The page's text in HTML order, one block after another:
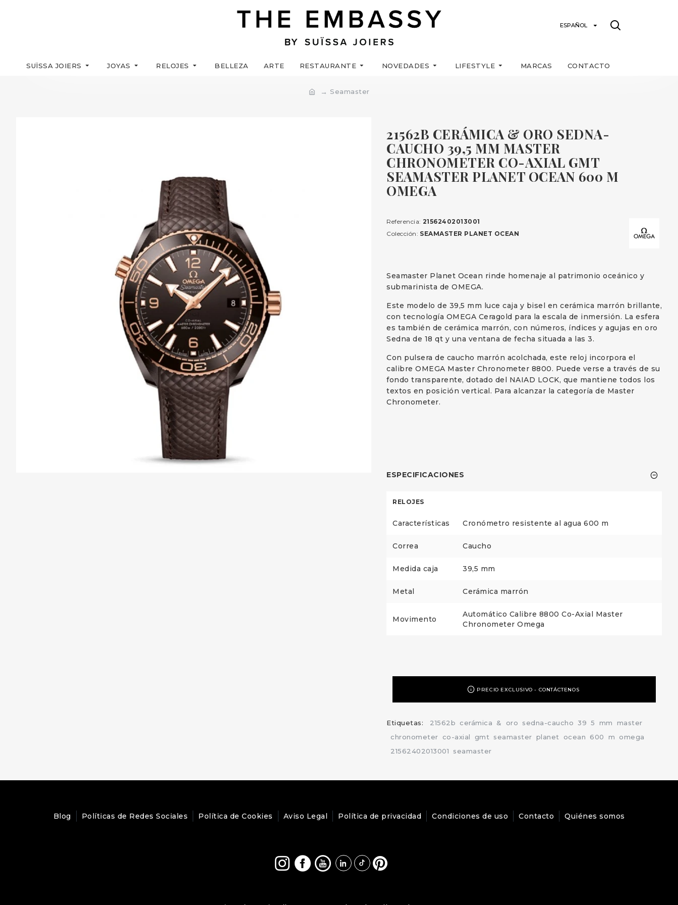
SUÏSSA JOIERS JOYAS RELOJES BELLEZA ARTE RESTAURANTE NOVEDADES LIFESTYLE MARCAS CONTACTO
ESPAÑOL
Seamaster
21562B CERÁMICA & ORO SEDNA-
CAUCHO 39,5 MM MASTER
CHRONOMETER CO-AXIAL GMT
SEAMASTER PLANET OCEAN 600 M
OMEGA
Seamaster Planet Ocean rinde homenaje al patrimonio oceánico y
submarinista de OMEGA.
Este modelo de 39,5 mm luce caja y bisel en cerámica marrón brillante,
con tecnología OMEGA Ceragold para la escala de inmersión. La esfera
es también de cerámica marrón, con números, índices y agujas en oro
Sedna de 18 qt y una ventana de fecha situada a las 3.
Con pulsera de caucho marrón acolchada, este reloj incorpora el
calibre OMEGA Master Chronometer 8800. Puede verse a través de su
fondo transparente, dotado del NAIAD LOCK, que mantiene todos los
textos en posición vertical. Para alcanzar la categoría de Master
Chronometer.
ESPECIFICACIONES
RELOJES
Características Cronómetro resistente al agua 600 m
Correa Caucho
Medida caja 39,5 mm
Metal Cerámica marrón
Movimento
Automático Calibre 8800 Co-Axial Master
Chronometer Omega
Referencia: 21562402013001
Colección: SEAMASTER PLANET OCEAN
PRECIO EXCLUSIVO - CONTÁCTENOS
Etiquetas: 21562b cerámica & oro sedna-caucho 39 5 mm
master
chronometer
co-axial gmt seamaster planet ocean 600 m
omega
21562402013001
seamaster
Blog Políticas de Redes Sociales Política de Cookies Aviso Legal Política de privacidad Condiciones de uso Contacto Quiénes somos